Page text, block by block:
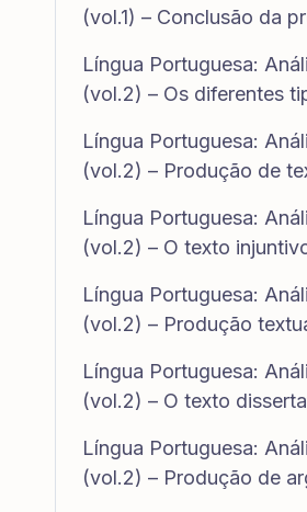
(vol.1) – Conclusão da
Língua Portuguesa:
(vol.2) – Os diferentes
Língua Portuguesa:
(vol.2) – Produção de
Língua Portuguesa:
(vol.2) – O texto
Língua Portuguesa:
(vol.2) – Produção
Língua Portuguesa:
(vol.2) – O texto
Língua Portuguesa:
(vol.2) – Produção de